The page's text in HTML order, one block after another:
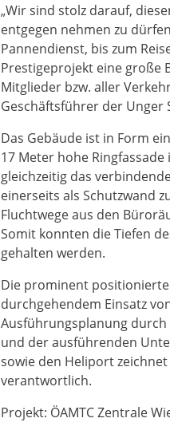
„Wir sind stolz darauf,
entgegen nehmen zu
Pannendienst, bis zum
Prestigeprojekt eine große
Mitglieder bzw. aller
Geschäftsführer der Unger
Das Gebäude ist in Form
17 Meter hohe
gleichzeitig das
einerseits als Schutzwand
Fluchtwege aus den
Somit konnten die Tiefen
gehalten werden.
Die prominent
durchgehendem Einsatz
Ausführungsplanung
und der ausführenden
sowie den Heliport
verantwortlich.
Projekt: ÖAMTC Zentrale